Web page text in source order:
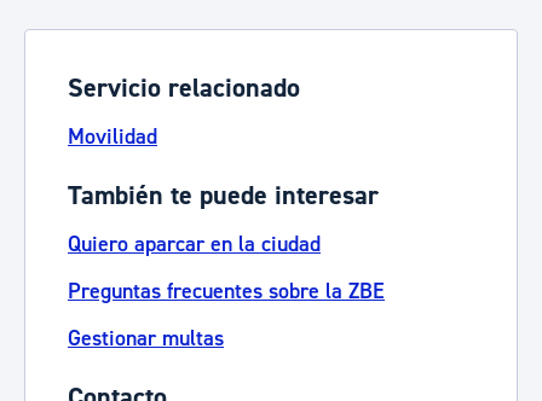
Servicio relacionado
Movilidad
También te puede interesar
Quiero aparcar en la ciudad
Preguntas frecuentes sobre la ZBE
Gestionar multas